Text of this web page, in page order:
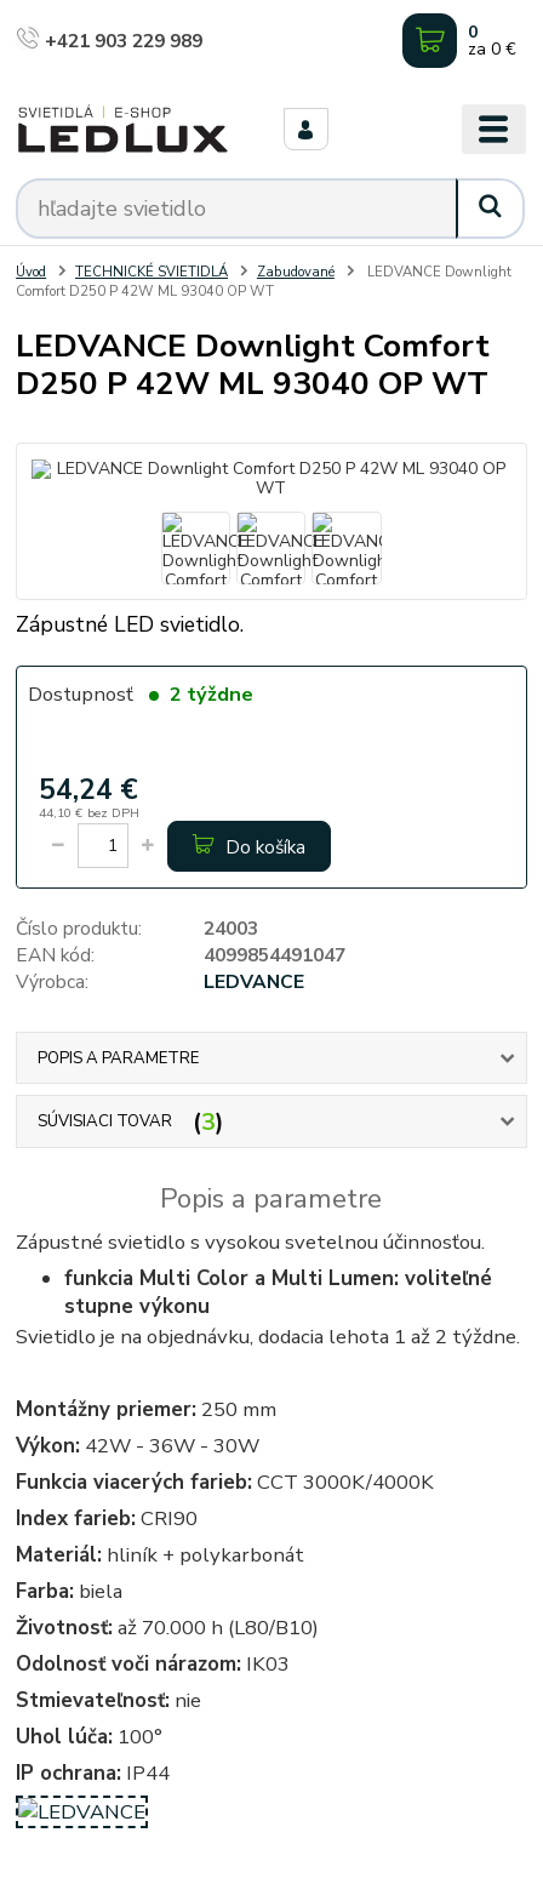
+421 903 229 989 0
za 0 €
Úvod TECHNICKÉ SVIETIDLÁ Zabudované
LEDVANCE Downlight
Comfort D250 P 42W ML 93040 OP WT
LEDVANCE Downlight Comfort
D250 P 42W ML 93040 OP WT
Zápustné LED svietidlo.
Dostupnosť 2 týždne
54,24 €
44,10 € bez DPH
Do košíka
Číslo produktu:
24003
EAN kód:
4099854491047
Výrobca:
LEDVANCE
POPIS A PARAMETRE
SÚVISIACI TOVAR 3
Popis a parametre
Zápustné svietidlo s vysokou svetelnou účinnosťou.
funkcia Multi Color a Multi Lumen: voliteľné
stupne výkonu
Svietidlo je na objednávku, dodacia lehota 1 až 2 týždne.
Montážny priemer: 250 mm
Výkon: 42W - 36W - 30W
Funkcia viacerých farieb: CCT 3000K/4000K
Index farieb: CRI90
Materiál: hliník + polykarbonát
Farba: biela
Životnosť: až 70.000 h (L80/B10)
Odolnosť voči nárazom: IK03
Stmievateľnosť: nie
Uhol lúča: 100°
IP ochrana: IP44